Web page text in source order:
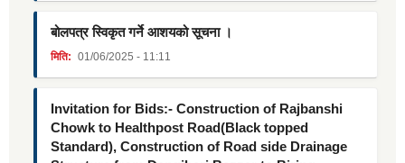
बोलपत्र स्विकृत गर्ने आशयको सूचना ।
मिति: 01/06/2025 - 11:11
Invitation for Bids:- Construction of Rajbanshi
Chowk to Healthpost Road(Black topped
Standard), Construction of Road side Drainage